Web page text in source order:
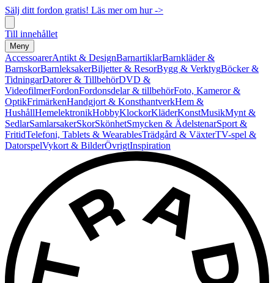
Sälj ditt fordon gratis! Läs mer om hur ->
Till innehållet
Meny
AccessoarerAntikt & DesignBarnartiklarBarnkläder &
BarnskorBarnleksakerBiljetter & ResorBygg & VerktygBöcker &
TidningarDatorer & TillbehörDVD &
VideofilmerFordonFordonsdelar & tillbehörFoto, Kameror &
OptikFrimärkenHandgjort & KonsthantverkHem &
HushållHemelektronikHobbyKlockorKläderKonstMusikMynt &
SedlarSamlarsakerSkorSkönhetSmycken & ÄdelstenarSport &
FritidTelefoni, Tablets & WearablesTrädgård & VäxterTV-spel &
DatorspelVykort & BilderÖvrigtInspiration